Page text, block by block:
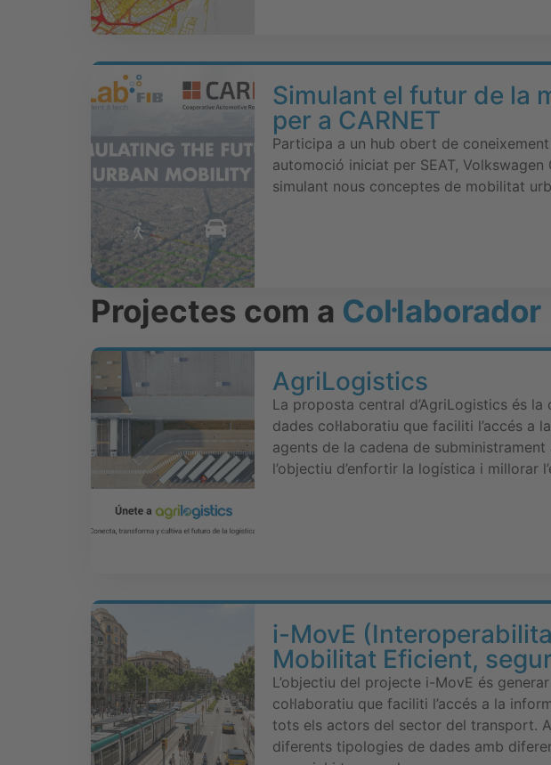
Simulant el futur de la
per a CARNET
Participa a un hub obert de
automoció iniciat per SEAT, Volkswagen
simulant nous conceptes de mobilitat
Projectes com a Col·laborador
AgriLogistics
La proposta central d’AgriLogistics és la
dades col·laboratiu que faciliti l’accés a
agents de la cadena de
l’objectiu d’enfortir la logística i millorar
i-MovE
Mobilitat Eficient,
L’objectiu del projecte i-MovE és
col·laboratiu que faciliti l’accés a la
tots els actors del sector del transport.
diferents tipologies de dades amb